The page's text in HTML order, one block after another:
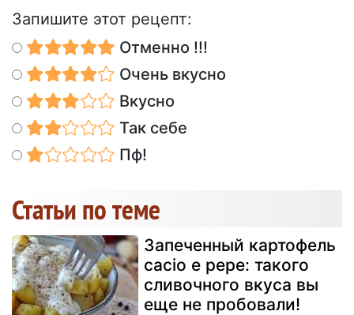
Запишите этот рецепт:
Отменно !!!
Очень вкусно
Вкусно
Так себе
Пф!
Статьи по теме
Запеченный картофель
cacio e pepe: такого
сливочного вкуса вы
еще не пробовали!